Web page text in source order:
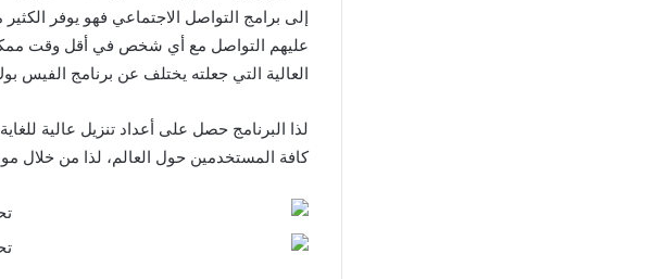
إلى برامج التواصل الاجتماعي فهو يوفر
عليهم التواصل مع أي شخص في أقل وقت
العالية التي جعلته يختلف عن برنامج الفيس
لذا البرنامج حصل على أعداد تنزيل عالية
كافة المستخدمين حول العالم، لذا من